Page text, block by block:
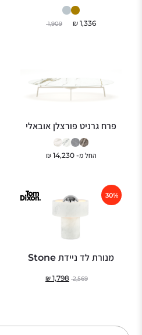
1,336
₪
1,909
פרח גרניט פורצלן אובאלי
החל מ-14,230
₪
מנורת לד ניידת Stone
30%
2,569
1,798
₪